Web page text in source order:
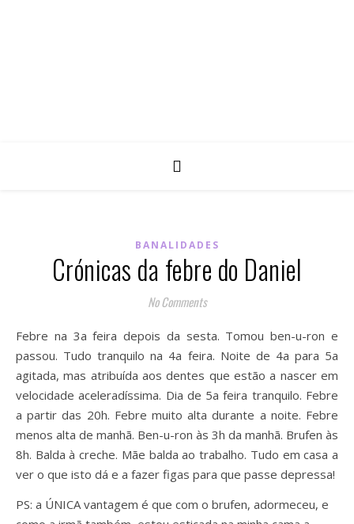
BANALIDADES
Crónicas da febre do Daniel
No Comments
Febre na 3a feira depois da sesta. Tomou ben-u-ron e
passou. Tudo tranquilo na 4a feira. Noite de 4a para 5a
agitada, mas atribuída aos dentes que estão a nascer em
velocidade aceleradíssima. Dia de 5a feira tranquilo. Febre
a partir das 20h. Febre muito alta durante a noite. Febre
menos alta de manhã. Ben-u-ron às 3h da manhã. Brufen às
8h. Balda à creche. Mãe balda ao trabalho. Tudo em casa a
ver o que isto dá e a fazer figas para que passe depressa!
PS: a ÚNICA vantagem é que com o brufen, adormeceu, e